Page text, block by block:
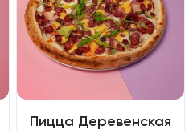
Пицца Деревенская